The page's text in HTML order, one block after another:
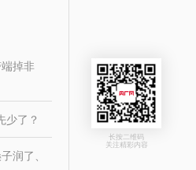
掉非
少了？
润了、
长按二维码
关注精彩内容